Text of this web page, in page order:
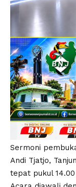
Sermoni
Andi Tjatjo,
tepat pukul 14.00